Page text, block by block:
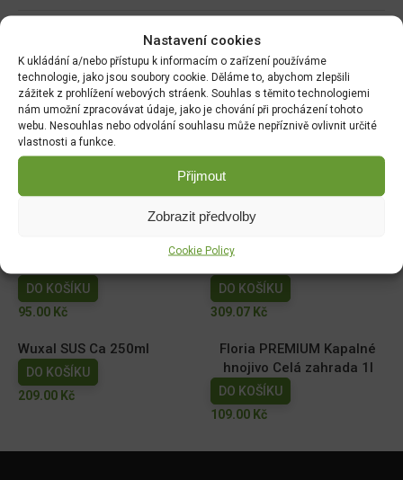
Nastavení cookies
K ukládání a/nebo přístupu k informacím o zařízení používáme
technologie, jako jsou soubory cookie. Děláme to, abychom zlepšili
zážitek z prohlížení webových stráenk. Souhlas s těmito technologiemi
nám umožní zpracovávat údaje, jako je chování při procházení tohoto
webu. Nesouhlas nebo odvolání souhlasu může nepříznivě ovlivnit určité
vlastnosti a funkce.
Přijmout
Zobrazit předvolby
Cookie Policy
Související produkty:
Ekolist Vápník 250ml
169.00
149.00
AGRO Cererit Hobby GOLD
DO KOŠÍKU
95.00 Kč
Cererit s guánem Podzimní
DO KOŠÍKU
309.07 Kč
Wuxal SUS Ca 250ml
DO KOŠÍKU
209.00 Kč
Floria PREMIUM Kapalné
hnojivo Celá zahrada 1l
DO KOŠÍKU
109.00 Kč